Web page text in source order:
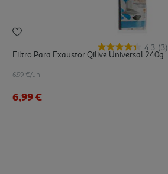
4.3 (3)
Filtro Para Exaustor Qilive Universal 240g
6.99 €/un
6,99 €